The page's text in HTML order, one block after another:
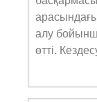
алу
өтті.